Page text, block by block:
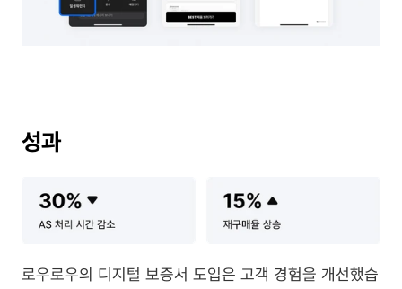
성과
로우로우의 디지털 보증서 도입은 고객 경험을 개선했습